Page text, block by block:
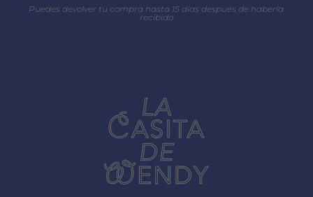
Puedes devolver tu compra hasta 15 días después de haberla
recibido